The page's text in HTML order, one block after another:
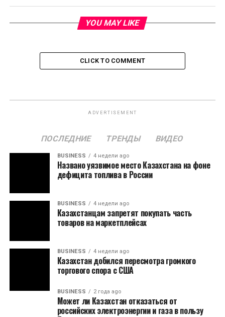
YOU MAY LIKE
CLICK TO COMMENT
ADVERTISEMENT
ПОСЛЕДНИЕ ТРЕНДЫ ВИДЕО
BUSINESS 4 недели ago
Названо уязвимое место Казахстана на фоне
дефицита топлива в России
BUSINESS 4 недели ago
Казахстанцам запретят покупать часть
товаров на маркетплейсах
BUSINESS 4 недели ago
Казахстан добился пересмотра громкого
торгового спора с США
BUSINESS 2 года ago
Может ли Казахстан отказаться от
российских электроэнергии и газа в пользу